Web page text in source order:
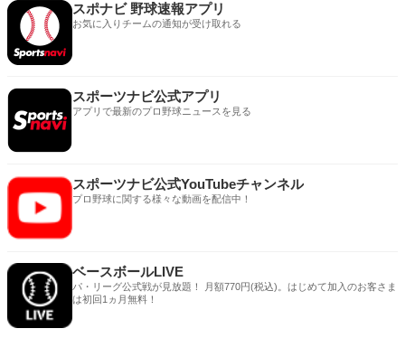
スポナビ 野球速報アプリ
お気に入りチームの通知が受け取れる
スポーツナビ公式アプリ
アプリで最新のプロ野球ニュースを見る
スポーツナビ公式YouTubeチャンネル
プロ野球に関する様々な動画を配信中！
ベースボールLIVE
パ・リーグ公式戦が見放題！ 月額770円(税込)。はじめて加入のお客さま
は初回1ヵ月無料！